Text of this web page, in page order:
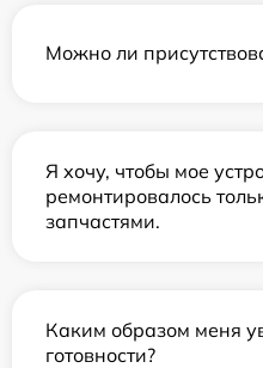
Можно ли
Я хочу, чтобы мое
ремонтировалось
запчастями.
Каким образом меня
готовности?